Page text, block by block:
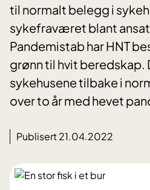
til normalt belegg i
sykefraværet blant
Pandemistab har HNT
grønn til hvit beredskap.
sykehusene tilbake i
over to år med hevet
Publisert 21.04.2022